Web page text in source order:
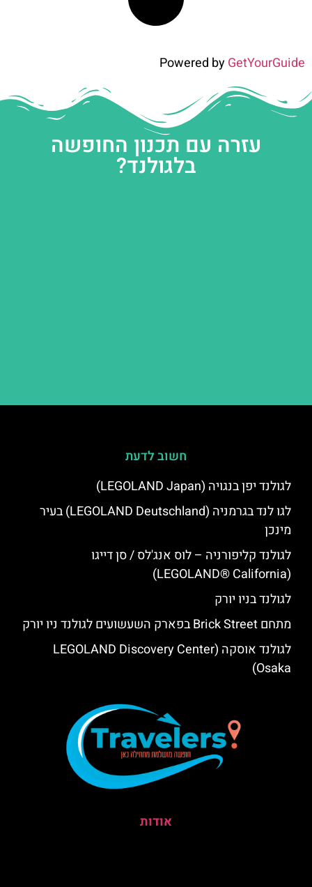
Powered byGetYourGuide
עזרה עם תכנון החופשה
בלגולנד?
חשוב לדעת
לגולנד יפן בנגויה (LEGOLAND Japan)
לגו לנד בגרמניה (LEGOLAND Deutschland) בעיר
מינכן
לגולנד קליפורניה – לוס אנג'לס / סן דייגו
(LEGOLAND® California)
לגולנד בניו יורק
מתחם Brick Street בפארק השעשועים לגולנד ניו יורק
לגולנד אוסקה (LEGOLAND Discovery Center
Osaka)
אודות